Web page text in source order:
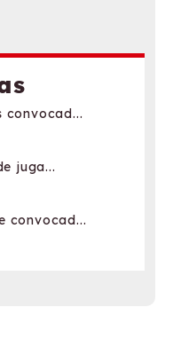
convocad...
juga...
convocad...